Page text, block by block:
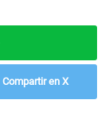
Compartir en X